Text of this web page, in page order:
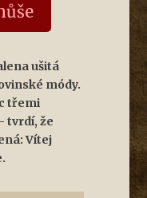
ušitá
módy.
třemi
tvrdí, že
Vítej